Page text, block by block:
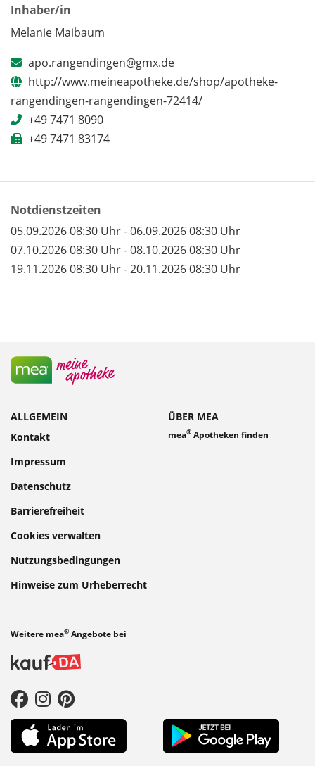
Inhaber/in
Melanie Maibaum
apo.rangendingen@gmx.de
http://www.meineapotheke.de/shop/apotheke-
rangendingen-rangendingen-72414/
+49 7471 8090
+49 7471 83174
Notdienstzeiten
05.09.2026 08:30 Uhr - 06.09.2026 08:30 Uhr
07.10.2026 08:30 Uhr - 08.10.2026 08:30 Uhr
19.11.2026 08:30 Uhr - 20.11.2026 08:30 Uhr
ALLGEMEIN
Kontakt
Impressum
Datenschutz
Barrierefreiheit
Cookies verwalten
Nutzungsbedingungen
Hinweise zum Urheberrecht
ÜBER MEA
mea® Apotheken finden
Weitere mea® Angebote bei